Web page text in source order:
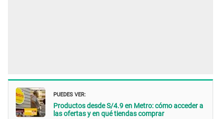
PUEDES VER:
Productos desde S/4.9 en Metro: cómo acceder a
las ofertas y en qué tiendas comprar